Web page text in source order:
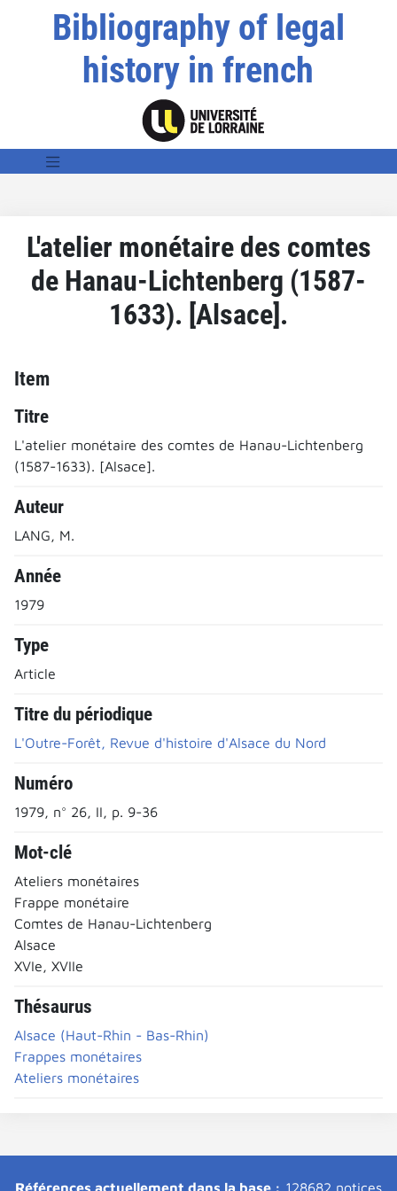
Bibliography of legal
history in french
L'atelier monétaire des comtes
de Hanau-Lichtenberg (1587-
1633). [Alsace].
Item
Titre
L'atelier monétaire des comtes de Hanau-Lichtenberg
(1587-1633). [Alsace].
Auteur
LANG, M.
Année
1979
Type
Article
Titre du périodique
L'Outre-Forêt, Revue d'histoire d'Alsace du Nord
Numéro
1979, n° 26, II, p. 9-36
Mot-clé
Ateliers monétaires
Frappe monétaire
Comtes de Hanau-Lichtenberg
Alsace
XVIe, XVIIe
Thésaurus
Alsace (Haut-Rhin - Bas-Rhin)
Frappes monétaires
Ateliers monétaires
Références actuellement dans la base : 128682 notices